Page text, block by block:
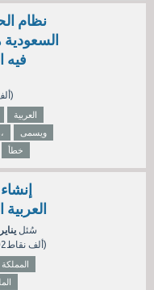
نظام
فيه
نقاط)
العربية
مَلَكي،
ويسمى
خطأ
سُئل يناير 2، 2025
202ألفنقاط)
المملكة